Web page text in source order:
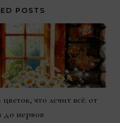
POSTS
что лечит всё: от
до нервов